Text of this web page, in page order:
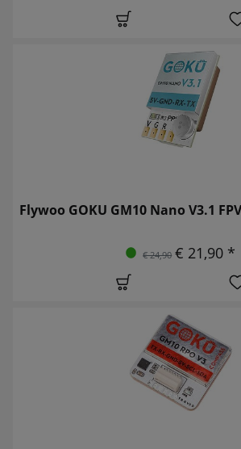
Flywoo GOKU GM10 Nano V3.1
€ 24,90 € 21,90 *